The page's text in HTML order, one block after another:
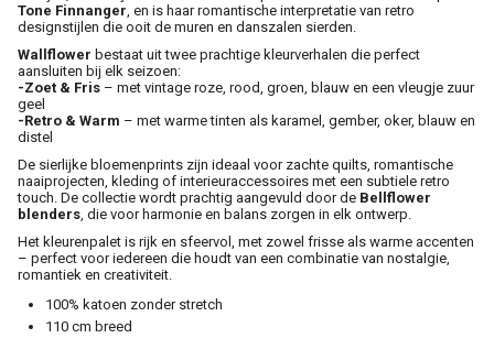
Tone Finnanger , en is haar romantische interpretatie van retro
designstijlen die ooit de muren en danszalen sierden.
Wallflower bestaat uit twee prachtige kleurverhalen die perfect
aansluiten bij elk seizoen:
-Zoet & Fris – met vintage roze, rood, groen, blauw en een vleugje zuur
geel
-Retro & Warm – met warme tinten als karamel, gember, oker, blauw en
distel
De sierlijke bloemenprints zijn ideaal voor zachte quilts, romantische
naaiprojecten, kleding of interieuraccessoires met een subtiele retro
touch. De collectie wordt prachtig aangevuld door de Bellflower
blenders , die voor harmonie en balans zorgen in elk ontwerp.
Het kleurenpalet is rijk en sfeervol, met zowel frisse als warme accenten
– perfect voor iedereen die houdt van een combinatie van nostalgie,
romantiek en creativiteit.
100% katoen zonder stretch
110 cm breed